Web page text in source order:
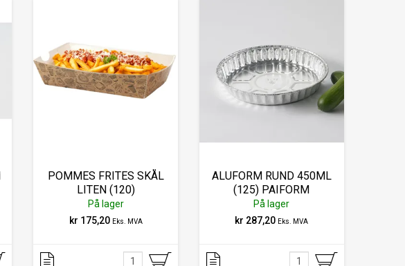
POMMES FRITES SKÅL
LITEN (120)
På lager
kr 175,20 Eks. MVA
ALUFORM RUND 450ML
(125) PAIFORM
På lager
kr 287,20 Eks. MVA